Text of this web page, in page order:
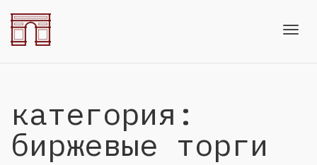
категория:
биржевые торги